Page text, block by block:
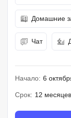
Домашние
Чат
Начало: 6
Срок: 12 месяцев